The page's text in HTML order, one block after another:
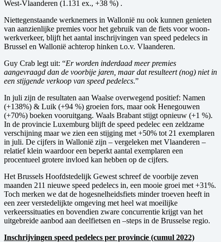
West-Vlaanderen (1.131 ex., +38 %) .
Niettegenstaande werknemers in Wallonië nu ook kunnen genieten
van aanzienlijke premies voor het gebruik van de fiets voor woon-
werkverkeer, blijft het aantal inschrijvingen van speed pedelecs in
Brussel en Wallonië achterop hinken t.o.v. Vlaanderen.
Guy Crab legt uit: “Er worden inderdaad meer premies
aangevraagd dan de voorbije jaren, maar dat resulteert (nog) niet in
een stijgende verkoop van speed pedelecs.”
In juli zijn de resultaten aan Waalse overwegend positief: Namen
(+138%) & Luik (+94 %) groeien fors, maar ook Henegouwen
(+70%) boeken vooruitgang. Waals Brabant stijgt opnieuw (+1 %).
In de provincie Luxemburg blijft de speed pedelec een zeldzame
verschijning maar we zien een stijging met +50% tot 21 exemplaren
in juli. De cijfers in Wallonië zijn – vergeleken met Vlaanderen –
relatief klein waardoor een beperkt aantal exemplaren een
procentueel grotere invloed kan hebben op de cijfers.
Het Brussels Hoofdstedelijk Gewest schreef de voorbije zeven
maanden 211 nieuwe speed pedelecs in, een mooie groei met +31%.
Toch merken we dat de hogesnelheidsfiets minder troeven heeft in
een zeer verstedelijkte omgeving met heel wat moeilijke
verkeerssituaties en bovendien zware concurrentie krijgt van het
uitgebreide aanbod aan deelfietsen en –steps in de Brusselse regio.
Inschrijvingen speed pedelecs per provincie (cumul 2022)